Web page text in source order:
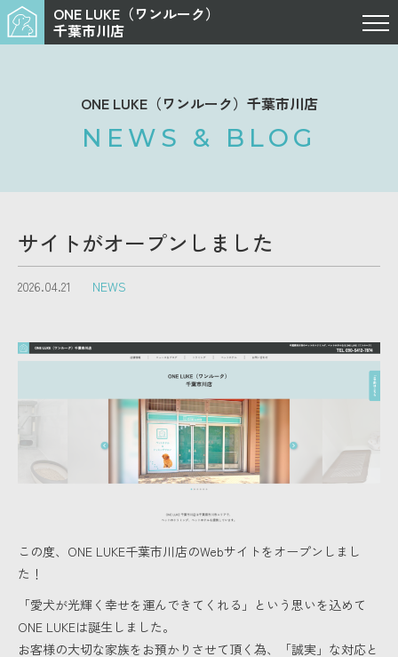
ONE LUKE（ワンルーク）
千葉市川店
ONE LUKE（ワンルーク）千葉市川店
NEWS & BLOG
サイトがオープンしました
2026.04.21 NEWS
この度、ONE LUKE千葉市川店のWebサイトをオープンしまし
た！
「愛犬が光輝く幸せを運んできてくれる」という思いを込めて
ONE LUKEは誕生しました。
お客様の大切な家族をお預かりさせて頂く為、「誠実」な対応と